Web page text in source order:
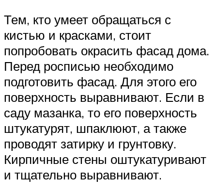
Тем, кто умеет обращаться с
кистью и красками, стоит
попробовать окрасить фасад дома.
Перед росписью необходимо
подготовить фасад. Для этого его
поверхность выравнивают. Если в
саду мазанка, то его поверхность
штукатурят, шпаклюют, а также
проводят затирку и грунтовку.
Кирпичные стены оштукатуривают
и тщательно выравнивают.